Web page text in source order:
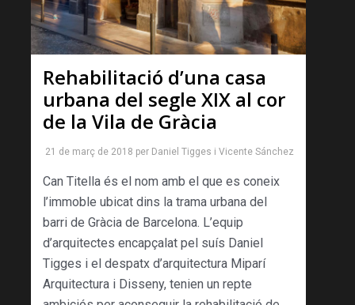
Rehabilitació d’una casa
urbana del segle XIX al cor
de la Vila de Gràcia
21 de març de 2018 per Daniel Tigges i Vicente Sánchez
Can Titella és el nom amb el que es coneix
l’immoble ubicat dins la trama urbana del
barri de Gràcia de Barcelona. L’equip
d’arquitectes encapçalat pel suís Daniel
Tigges i el despatx d’arquitectura Miparí
Arquitectura i Disseny, tenien un repte